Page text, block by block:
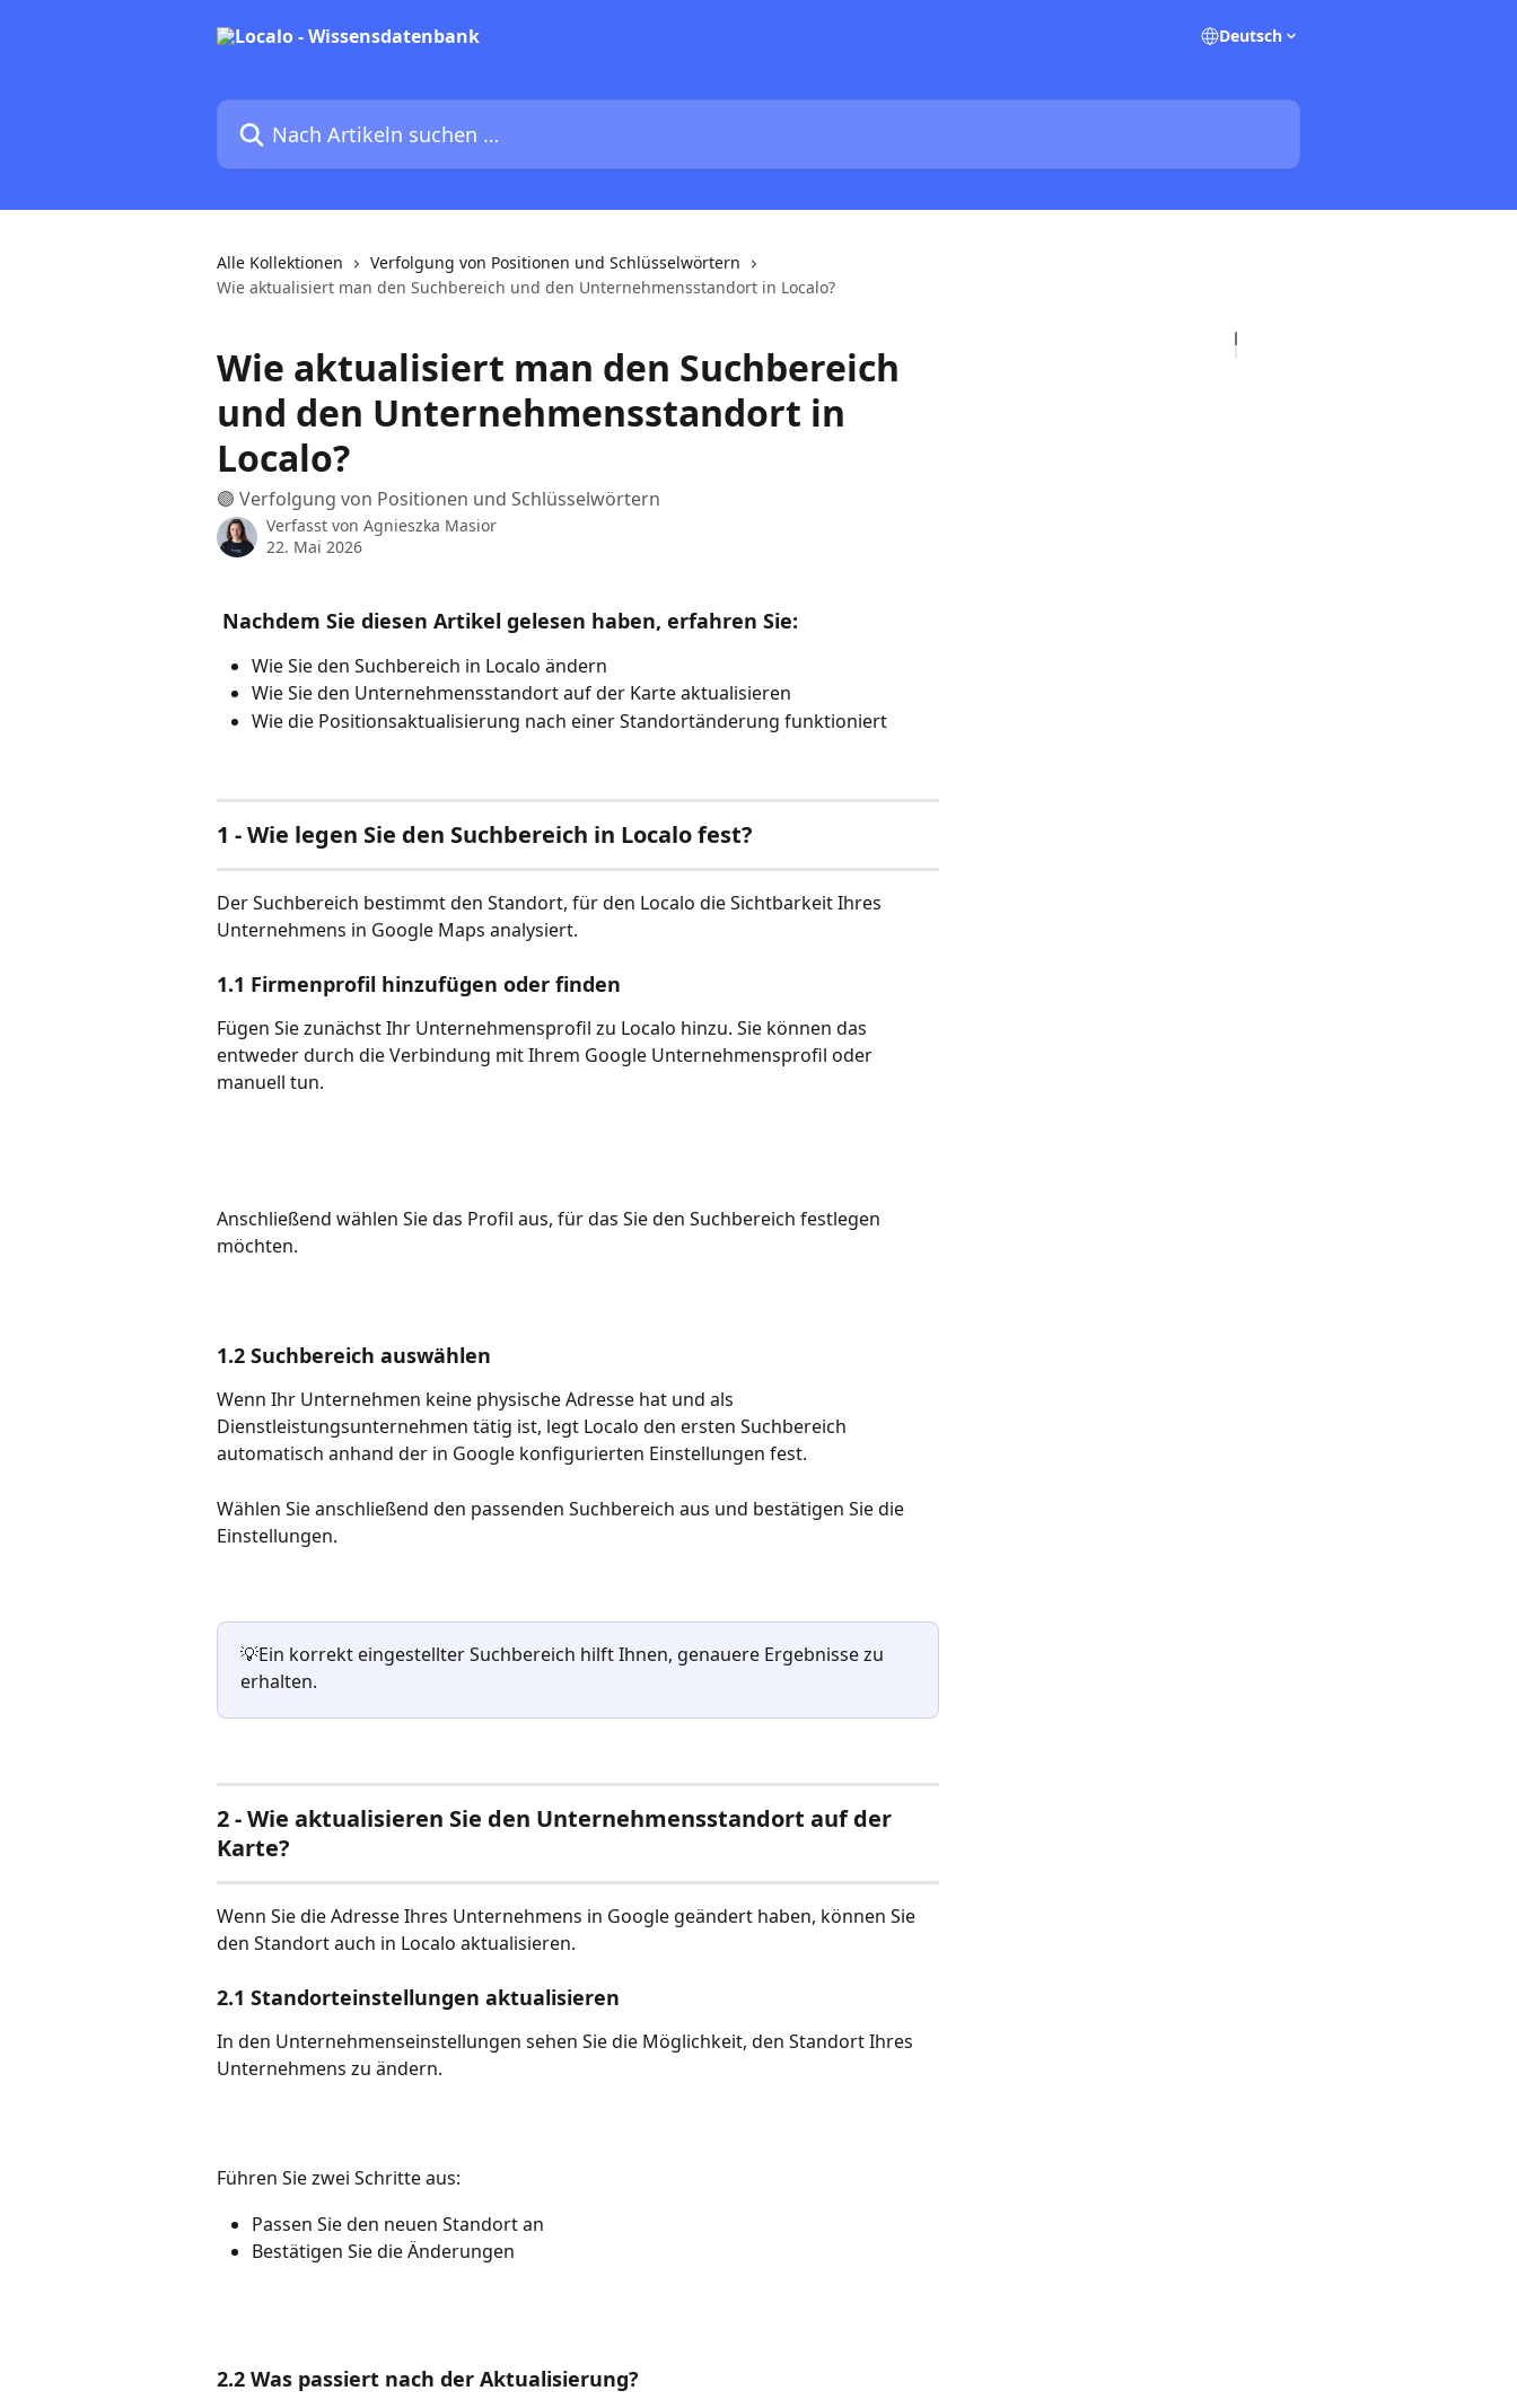
Deutsch
Nach Artikeln suchen …
Alle Kollektionen
Verfolgung von Positionen und Schlüsselwörtern
Wie aktualisiert man den Suchbereich und den Unternehmensstandort in Localo?
Wie aktualisiert man den Suchbereich
und den Unternehmensstandort in
Localo?
🟣 Verfolgung von Positionen und Schlüsselwörtern
Verfasst von Agnieszka Masior
22. Mai 2026
Nachdem Sie diesen Artikel gelesen haben, erfahren Sie:
Wie Sie den Suchbereich in Localo ändern
Wie Sie den Unternehmensstandort auf der Karte aktualisieren
Wie die Positionsaktualisierung nach einer Standortänderung funktioniert
1 - Wie legen Sie den Suchbereich in Localo fest?
Der Suchbereich bestimmt den Standort, für den Localo die Sichtbarkeit Ihres
Unternehmens in Google Maps analysiert.
1.1 Firmenprofil hinzufügen oder finden
Fügen Sie zunächst Ihr Unternehmensprofil zu Localo hinzu. Sie können das
entweder durch die Verbindung mit Ihrem Google Unternehmensprofil oder
manuell tun.
Anschließend wählen Sie das Profil aus, für das Sie den Suchbereich festlegen
möchten.
1.2 Suchbereich auswählen
Wenn Ihr Unternehmen keine physische Adresse hat und als
Dienstleistungsunternehmen tätig ist, legt Localo den ersten Suchbereich
automatisch anhand der in Google konfigurierten Einstellungen fest.
Wählen Sie anschließend den passenden Suchbereich aus und bestätigen Sie die
Einstellungen.
💡Ein korrekt eingestellter Suchbereich hilft Ihnen, genauere Ergebnisse zu
erhalten.
2 - Wie aktualisieren Sie den Unternehmensstandort auf der
Karte?
Wenn Sie die Adresse Ihres Unternehmens in Google geändert haben, können Sie
den Standort auch in Localo aktualisieren.
2.1 Standorteinstellungen aktualisieren
In den Unternehmenseinstellungen sehen Sie die Möglichkeit, den Standort Ihres
Unternehmens zu ändern.
Führen Sie zwei Schritte aus:
Passen Sie den neuen Standort an
Bestätigen Sie die Änderungen
2.2 Was passiert nach der Aktualisierung?